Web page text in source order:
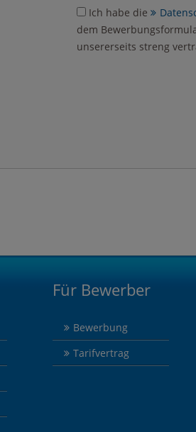
Ich habe die
dem
unsererseits streng
Für Bewerber
Bewerbung
Tarifvertrag